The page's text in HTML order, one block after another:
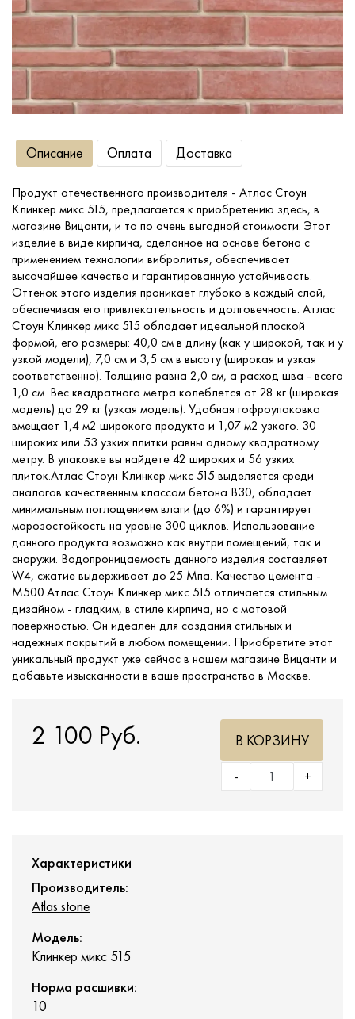
Сопутствующие товары
О компании
Услуги
Портфолио
Доставка
Контакты
Описание Оплата Доставка
Продукт отечественного производителя - Атлас Стоун
Клинкер микс 515, предлагается к приобретению здесь, в
магазине Вицанти, и то по очень выгодной стоимости. Этот
изделие в виде кирпича, сделанное на основе бетона с
применением технологии вибролитья, обеспечивает
высочайшее качество и гарантированную устойчивость.
Оттенок этого изделия проникает глубоко в каждый слой,
обеспечивая его привлекательность и долговечность. Атлас
Стоун Клинкер микс 515 обладает идеальной плоской
формой, его размеры: 40,0 см в длину (как у широкой, так и у
узкой модели), 7,0 см и 3,5 см в высоту (широкая и узкая
соответственно). Толщина равна 2,0 см, а расход шва - всего
1,0 см. Вес квадратного метра колеблется от 28 кг (широкая
модель) до 29 кг (узкая модель). Удобная гофроупаковка
вмещает 1,4 м2 широкого продукта и 1,07 м2 узкого. 30
широких или 53 узких плитки равны одному квадратному
метру. В упаковке вы найдете 42 широких и 56 узких
плиток.Атлас Стоун Клинкер микс 515 выделяется среди
аналогов качественным классом бетона B30, обладает
минимальным поглощением влаги (до 6%) и гарантирует
морозостойкость на уровне 300 циклов. Использование
данного продукта возможно как внутри помещений, так и
снаружи. Водопроницаемость данного изделия составляет
W4, сжатие выдерживает до 25 Мпа. Качество цемента -
М500.Атлас Стоун Клинкер микс 515 отличается стильным
дизайном - гладким, в стиле кирпича, но с матовой
поверхностью. Он идеален для создания стильных и
надежных покрытий в любом помещении. Приобретите этот
уникальный продукт уже сейчас в нашем магазине Вицанти и
добавьте изысканности в ваше пространство в Москве.
2 100 Руб.
+
-
В КОРЗИНУ
Характеристики
Производитель:
Atlas stone
Модель:
Клинкер микс 515
Норма расшивки:
10